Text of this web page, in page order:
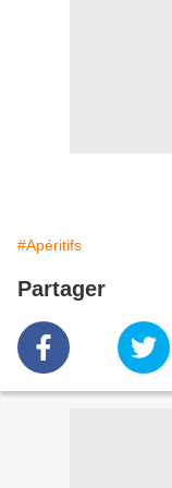
#Apéritifs
Partager